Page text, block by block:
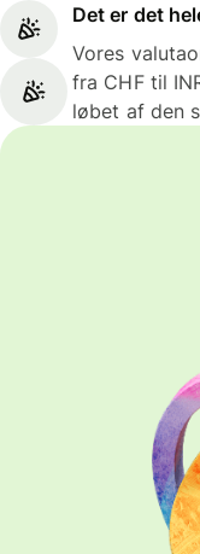
Det er det
Vores
fra CHF til
løbet af den